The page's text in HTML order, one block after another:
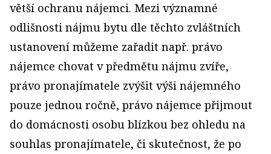
větší ochranu nájemci. Mezi významné
odlišnosti nájmu bytu dle těchto zvláštních
ustanovení můžeme zařadit např. právo
nájemce chovat v předmětu nájmu zvíře,
právo pronajímatele zvýšit výši nájemného
pouze jednou ročně, právo nájemce přijmout
do domácnosti osobu blízkou bez ohledu na
souhlas pronajímatele, či skutečnost, že po